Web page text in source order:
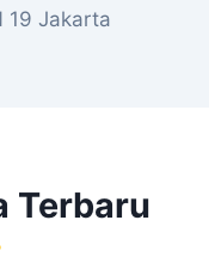
19 Jakarta
Terbaru